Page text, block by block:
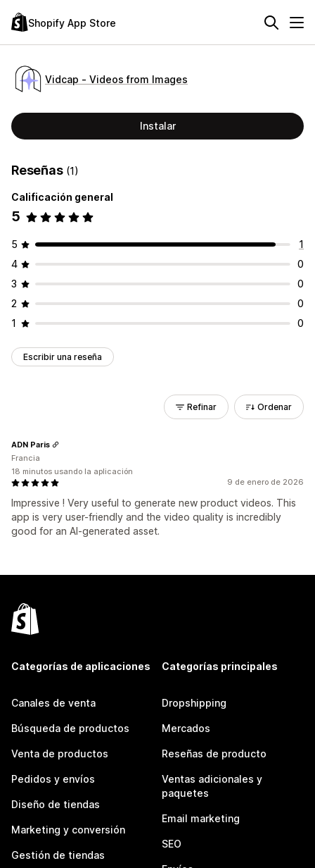
Shopify App Store
Vidcap ‑ Videos from Images
Instalar
Reseñas (1)
Calificación general
5
5
1
4
0
3
0
2
0
1
0
Escribir una reseña
Refinar Ordenar
9 de enero de 2026
Impressive ! Very useful to generate new product videos. This
app is very user-friendly and the video quality is incredibly
good for an AI-generated asset.
ADN Paris
Francia
18 minutos usando la aplicación
Categorías de aplicaciones
Canales de venta
Búsqueda de productos
Venta de productos
Pedidos y envíos
Diseño de tiendas
Marketing y conversión
Gestión de tiendas
Categorías principales
Dropshipping
Mercados
Reseñas de producto
Ventas adicionales y
paquetes
Email marketing
SEO